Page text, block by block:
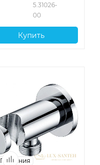
5.31026-
00
Купить
Германия